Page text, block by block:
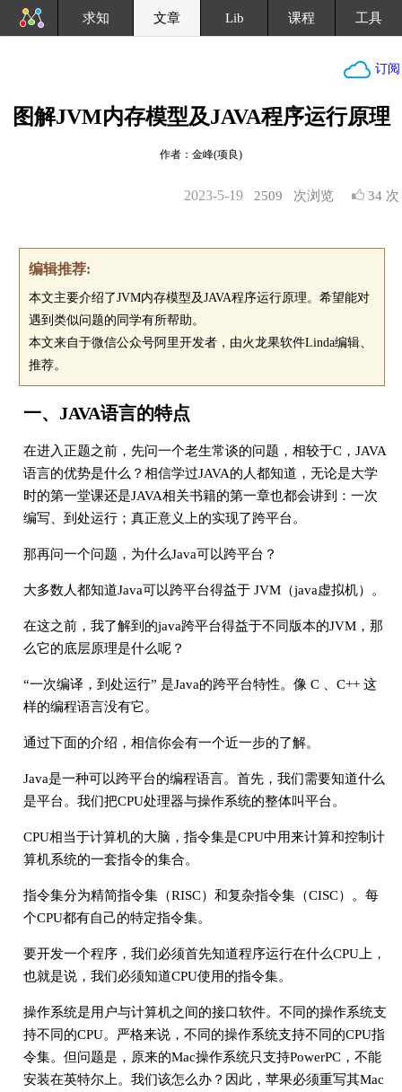
求知 文章 Lib 课程 工具
订阅
图解JVM内存模型及JAVA程序运行原理
作者：金峰(项良)
2509 次浏览 34 次
2023-5-19
编辑推荐:
本文主要介绍了JVM内存模型及JAVA程序运行原理。希望能对
遇到类似问题的同学有所帮助。
本文来自于微信公众号阿里开发者，由火龙果软件Linda编辑、
推荐。
一、JAVA语言的特点
在进入正题之前，先问一个老生常谈的问题，相较于C，JAVA
语言的优势是什么？相信学过JAVA的人都知道，无论是大学
时的第一堂课还是JAVA相关书籍的第一章也都会讲到：一次
编写、到处运行；真正意义上的实现了跨平台。
那再问一个问题，为什么Java可以跨平台？
大多数人都知道Java可以跨平台得益于 JVM（java虚拟机）。
在这之前，我了解到的java跨平台得益于不同版本的JVM，那
么它的底层原理是什么呢？
“一次编译，到处运行” 是Java的跨平台特性。像 C 、C++ 这
样的编程语言没有它。
通过下面的介绍，相信你会有一个近一步的了解。
Java是一种可以跨平台的编程语言。首先，我们需要知道什么
是平台。我们把CPU处理器与操作系统的整体叫平台。
CPU相当于计算机的大脑，指令集是CPU中用来计算和控制计
算机系统的一套指令的集合。
指令集分为精简指令集（RISC）和复杂指令集（CISC）。每
个CPU都有自己的特定指令集。
要开发一个程序，我们必须首先知道程序运行在什么CPU上，
也就是说，我们必须知道CPU使用的指令集。
操作系统是用户与计算机之间的接口软件。不同的操作系统支
持不同的CPU。严格来说，不同的操作系统支持不同的CPU指
令集。但问题是，原来的Mac操作系统只支持PowerPC，不能
安装在英特尔上。我们该怎么办？因此，苹果必须重写其Mac